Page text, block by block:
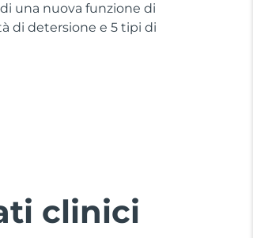
una nuova funzione di
di detersione e 5 tipi di
clinici